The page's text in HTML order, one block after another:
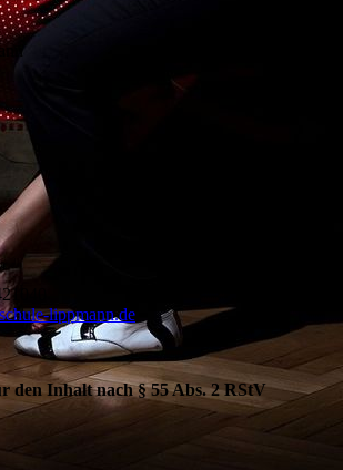
lippmann.de
den Inhalt nach § 55 Abs. 2 RStV